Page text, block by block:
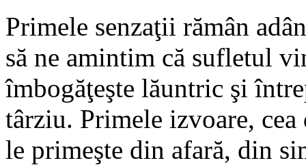
Primele senzaţii rămân
să ne amintim că sufletul
îmbogăţeşte lăuntric şi
târziu. Primele izvoare, cea
le primeşte din afară, din